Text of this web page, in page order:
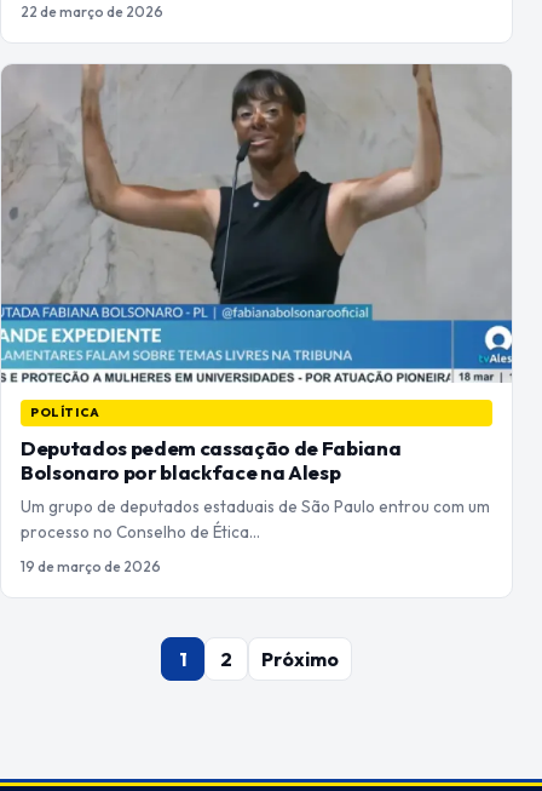
22 de março de 2026
POLÍTICA
Deputados pedem cassação de Fabiana
Bolsonaro por blackface na Alesp
Um grupo de deputados estaduais de São Paulo entrou com um
processo no Conselho de Ética…
19 de março de 2026
1 2 Próximo